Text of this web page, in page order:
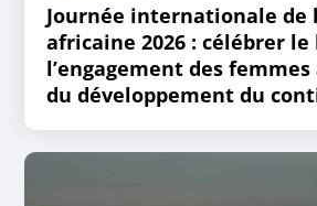
Journée internationale de
africaine 2026 : célébrer
l’engagement des
du développement du